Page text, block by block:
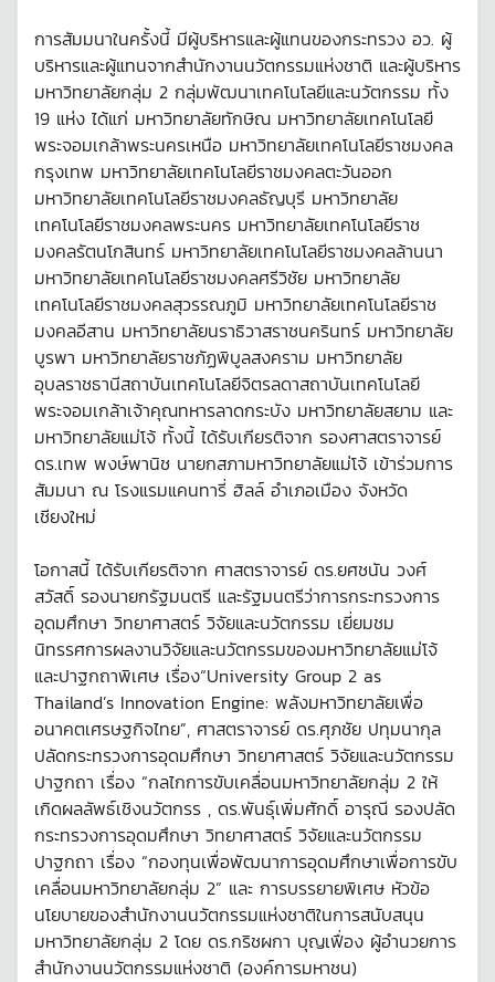
การสัมมนาในครั้งนี้ มีผู้บริหารและผู้แทนของกระทรวง อว. ผู้
บริหารและผู้แทนจากสำนักงานนวัตกรรมแห่งชาติ และผู้บริหาร
มหาวิทยาลัยกลุ่ม 2 กลุ่มพัฒนาเทคโนโลยีและนวัตกรรม ทั้ง
19 แห่ง ได้แก่ มหาวิทยาลัยทักษิณ มหาวิทยาลัยเทคโนโลยี
พระจอมเกล้าพระนครเหนือ มหาวิทยาลัยเทคโนโลยีราชมงคล
กรุงเทพ มหาวิทยาลัยเทคโนโลยีราชมงคลตะวันออก
มหาวิทยาลัยเทคโนโลยีราชมงคลธัญบุรี มหาวิทยาลัย
เทคโนโลยีราชมงคลพระนคร มหาวิทยาลัยเทคโนโลยีราช
มงคลรัตนโกสินทร์ มหาวิทยาลัยเทคโนโลยีราชมงคลล้านนา
มหาวิทยาลัยเทคโนโลยีราชมงคลศรีวิชัย มหาวิทยาลัย
เทคโนโลยีราชมงคลสุวรรณภูมิ มหาวิทยาลัยเทคโนโลยีราช
มงคลอีสาน มหาวิทยาลัยนราธิวาสราชนครินทร์ มหาวิทยาลัย
บูรพา มหาวิทยาลัยราชภัฏพิบูลสงคราม มหาวิทยาลัย
อุบลราชธานีสถาบันเทคโนโลยีจิตรลดาสถาบันเทคโนโลยี
พระจอมเกล้าเจ้าคุณทหารลาดกระบัง มหาวิทยาลัยสยาม และ
มหาวิทยาลัยแม่โจ้ ทั้งนี้ ได้รับเกียรติจาก รองศาสตราจารย์
ดร.เทพ พงษ์พานิช นายกสภามหาวิทยาลัยแม่โจ้ เข้าร่วมการ
สัมมนา ณ โรงแรมแคนทารี่ ฮิลล์ อำเภอเมือง จังหวัด
เชียงใหม่
โอกาสนี้ ได้รับเกียรติจาก ศาสตราจารย์ ดร.ยศชนัน วงศ์
สวัสดิ์ รองนายกรัฐมนตรี และรัฐมนตรีว่าการกระทรวงการ
อุดมศึกษา วิทยาศาสตร์ วิจัยและนวัตกรรม เยี่ยมชม
นิทรรศการผลงานวิจัยและนวัตกรรมของมหาวิทยาลัยแม่โจ้
และปาฐกถาพิเศษ เรื่อง“University Group 2 as
Thailand’s Innovation Engine: พลังมหาวิทยาลัยเพื่อ
อนาคตเศรษฐกิจไทย”, ศาสตราจารย์ ดร.ศุภชัย ปทุมนากุล
ปลัดกระทรวงการอุดมศึกษา วิทยาศาสตร์ วิจัยและนวัตกรรม
ปาฐกถา เรื่อง “กลไกการขับเคลื่อนมหาวิทยาลัยกลุ่ม 2 ให้
เกิดผลลัพธ์เชิงนวัตกรร , ดร.พันธุ์เพิ่มศักดิ์ อารุณี รองปลัด
กระทรวงการอุดมศึกษา วิทยาศาสตร์ วิจัยและนวัตกรรม
ปาฐกถา เรื่อง “กองทุนเพื่อพัฒนาการอุดมศึกษาเพื่อการขับ
เคลื่อนมหาวิทยาลัยกลุ่ม 2” และ การบรรยายพิเศษ หัวข้อ
นโยบายของสำนักงานนวัตกรรมแห่งชาติในการสนับสนุน
มหาวิทยาลัยกลุ่ม 2 โดย ดร.กริชผกา บุญเฟื่อง ผู้อำนวยการ
สำนักงานนวัตกรรมแห่งชาติ (องค์การมหาชน)